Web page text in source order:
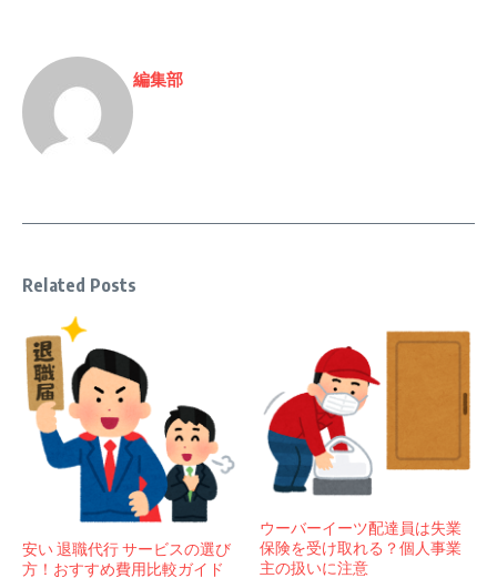
編集部
Related Posts
安い 退職代行 サービスの選び
方！おすすめ費用比較ガイド
ウーバーイーツ配達員は失業
保険を受け取れる？個人事業
主の扱いに注意